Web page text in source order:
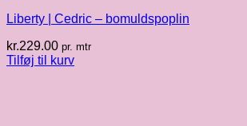
Liberty | Cedric – bomuldspoplin
kr.229.00 pr. mtr
Tilføj til kurv